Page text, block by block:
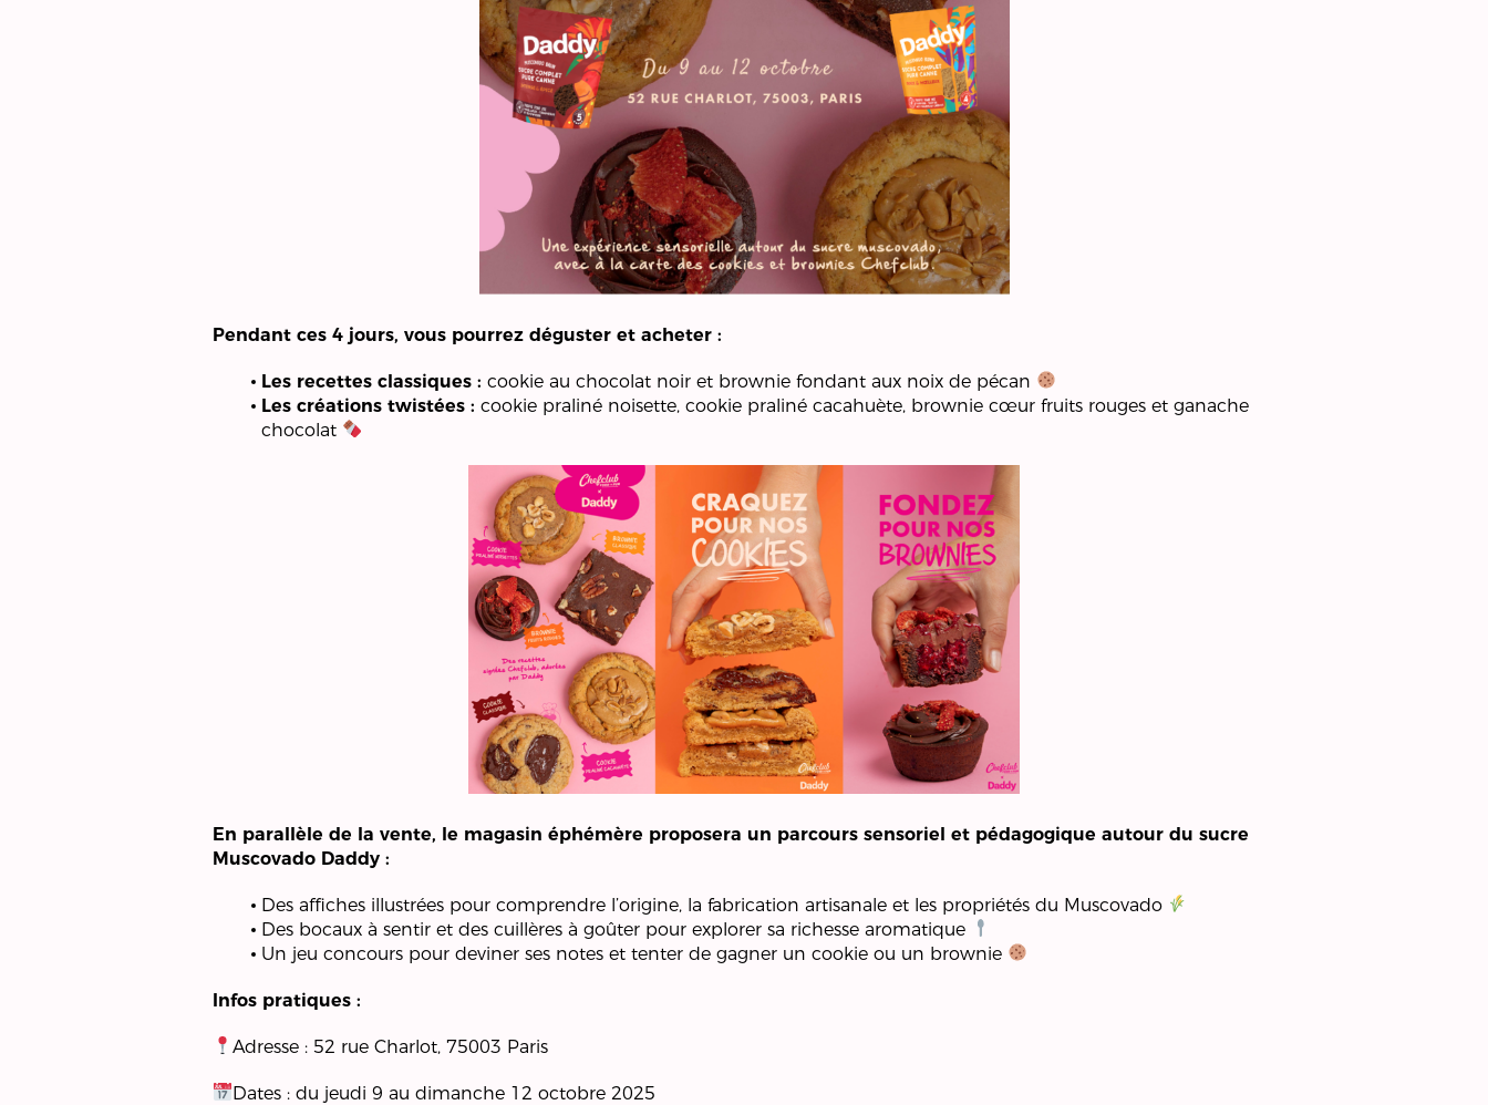
Pendant ces 4 jours, vous pourrez déguster et acheter :
Les recettes classiques : cookie au chocolat noir et brownie fondant aux noix de pécan
Les créations twistées : cookie praliné noisette, cookie praliné cacahuète, brownie cœur fruits rouges et ganache
chocolat
En parallèle de la vente, le magasin éphémère proposera un parcours sensoriel et pédagogique autour du sucre
Muscovado Daddy :
Des affiches illustrées pour comprendre l’origine, la fabrication artisanale et les propriétés du Muscovado
Des bocaux à sentir et des cuillères à goûter pour explorer sa richesse aromatique
Un jeu concours pour deviner ses notes et tenter de gagner un cookie ou un brownie
Infos pratiques :
Adresse : 52 rue Charlot, 75003 Paris
Dates : du jeudi 9 au dimanche 12 octobre 2025